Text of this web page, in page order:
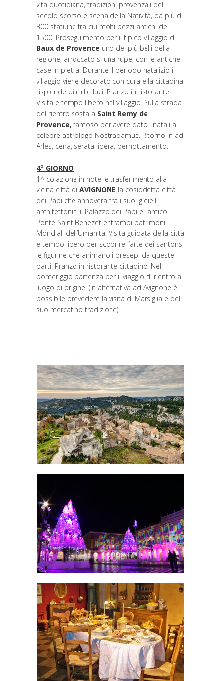
vita quotidiana, tradizioni provenzali del
secolo scorso e scena della Natività, da più di
300 statuine fra cui molti pezzi antichi del
1500. Proseguimento per il tipico villaggio di
Baux de Provence uno dei più belli della
regione, arroccato si una rupe, con le antiche
case in pietra. Durante il periodo natalizio il
villaggio viene decorato con cura e la cittadina
risplende di mille luci. Pranzo in ristorante.
Visita e tempo libero nel villaggio. Sulla strada
del rientro sosta a Saint Remy de
Provence,famoso per avere dato i natali al
celebre astrologo Nostradamus. Ritorno in ad
Arles, cena, serata libera, pernottamento.
4° GIORNO
1^ colazione in hotel e trasferimento alla
vicina città di AVIGNONE la cosiddetta città
dei Papi che annovera tra i suoi gioielli
architettonici il Palazzo dei Papi e l’antico
Ponte Saint Benezet entrambi patrimoni
Mondiali dell’Umanità. Visita guidata della città
e tempo libero per scoprire l’arte dei santons
le figurine che animano i presepi da queste
parti. Pranzo in ristorante cittadino. Nel
pomeriggio partenza per il viaggio di rientro al
luogo di origine. (In alternativa ad Avignone è
possibile prevedere la visita di Marsiglia e del
suo mercatino tradizione).